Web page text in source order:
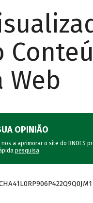
Web
OPINIÃO
a aprimorar o site do BNDES
pesquisa.